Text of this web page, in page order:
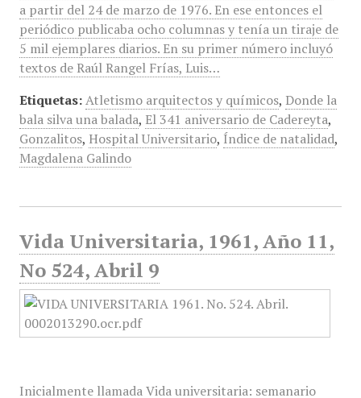
a partir del 24 de marzo de 1976. En ese entonces el
periódico publicaba ocho columnas y tenía un tiraje de
5 mil ejemplares diarios. En su primer número incluyó
textos de Raúl Rangel Frías, Luis…
Etiquetas: Atletismo arquitectos y químicos, Donde la
bala silva una balada, El 341 aniversario de Cadereyta,
Gonzalitos, Hospital Universitario, Índice de natalidad,
Magdalena Galindo
Vida Universitaria, 1961, Año 11,
No 524, Abril 9
Inicialmente llamada Vida universitaria: semanario